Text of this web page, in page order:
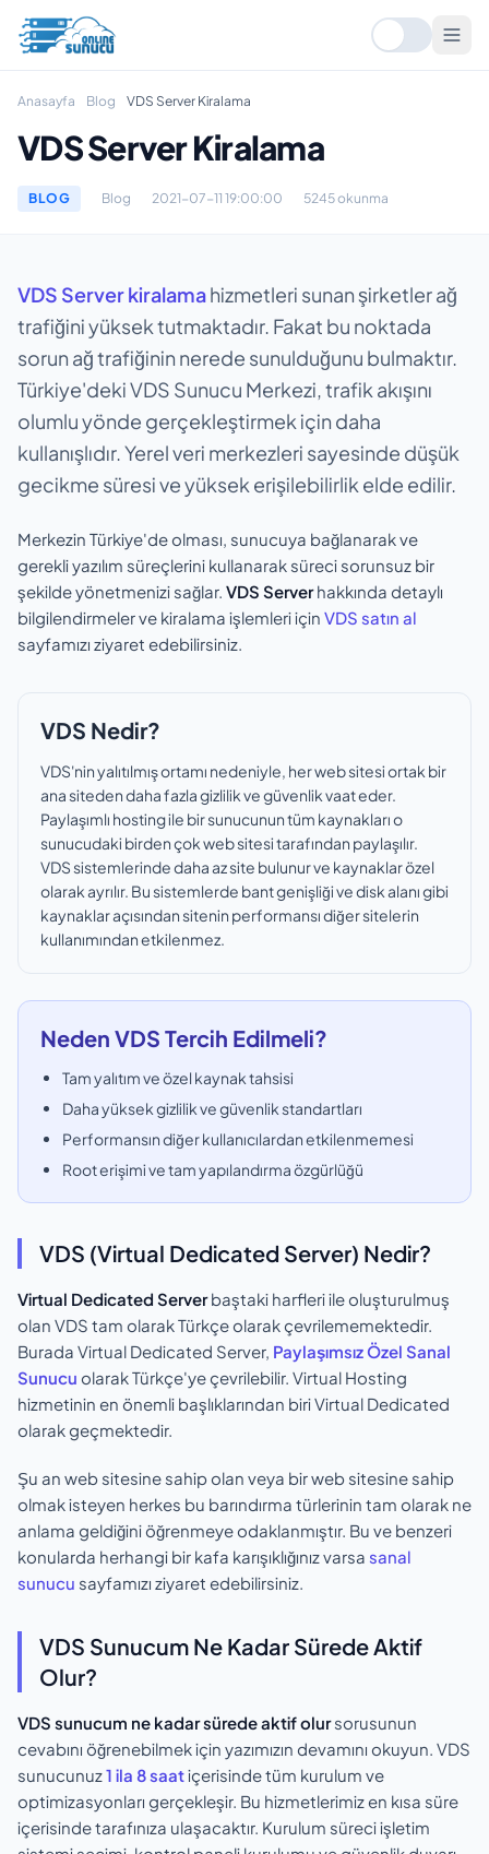
Anasayfa Blog VDS Server Kiralama
VDS Server Kiralama
BLOG Blog 2021-07-11 19:00:00 5245 okunma
VDS Server kiralamahizmetleri sunan şirketler ağ
trafiğini yüksek tutmaktadır. Fakat bu noktada
sorun ağ trafiğinin nerede sunulduğunu bulmaktır.
Türkiye'deki VDS Sunucu Merkezi, trafik akışını
olumlu yönde gerçekleştirmek için daha
kullanışlıdır. Yerel veri merkezleri sayesinde düşük
gecikme süresi ve yüksek erişilebilirlik elde edilir.
Merkezin Türkiye'de olması, sunucuya bağlanarak ve
gerekli yazılım süreçlerini kullanarak süreci sorunsuz bir
şekilde yönetmenizi sağlar. VDS Serverhakkında detaylı
bilgilendirmeler ve kiralama işlemleri için VDS satın al
sayfamızı ziyaret edebilirsiniz.
VDS Nedir?
VDS'nin yalıtılmış ortamı nedeniyle, her web sitesi ortak bir
ana siteden daha fazla gizlilik ve güvenlik vaat eder.
Paylaşımlı hosting ile bir sunucunun tüm kaynakları o
sunucudaki birden çok web sitesi tarafından paylaşılır.
VDS sistemlerinde daha az site bulunur ve kaynaklar özel
olarak ayrılır. Bu sistemlerde bant genişliği ve disk alanı gibi
kaynaklar açısından sitenin performansı diğer sitelerin
kullanımından etkilenmez.
Neden VDS Tercih Edilmeli?
Tam yalıtım ve özel kaynak tahsisi
Daha yüksek gizlilik ve güvenlik standartları
Performansın diğer kullanıcılardan etkilenmemesi
Root erişimi ve tam yapılandırma özgürlüğü
VDS (Virtual Dedicated Server) Nedir?
Virtual Dedicated Serverbaştaki harfleri ile oluşturulmuş
olan VDS tam olarak Türkçe olarak çevrilememektedir.
Burada Virtual Dedicated Server, Paylaşımsız Özel Sanal
Sunucu olarak Türkçe'ye çevrilebilir. Virtual Hosting
hizmetinin en önemli başlıklarından biri Virtual Dedicated
olarak geçmektedir.
Şu an web sitesine sahip olan veya bir web sitesine sahip
olmak isteyen herkes bu barındırma türlerinin tam olarak ne
anlama geldiğini öğrenmeye odaklanmıştır. Bu ve benzeri
konularda herhangi bir kafa karışıklığınız varsa sanal
sunucu sayfamızı ziyaret edebilirsiniz.
VDS Sunucum Ne Kadar Sürede Aktif
Olur?
VDS sunucum ne kadar sürede aktif olursorusunun
cevabını öğrenebilmek için yazımızın devamını okuyun. VDS
sunucunuz1 ila 8 saatiçerisinde tüm kurulum ve
optimizasyonları gerçekleşir. Bu hizmetlerimiz en kısa süre
içerisinde tarafınıza ulaşacaktır. Kurulum süreci işletim